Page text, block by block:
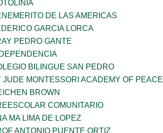
DE LAS AMERICAS
GARCIA LORCA
PEDRO GANTE
BILINGUE SAN PEDRO
JUDE MONTESSORI ACADEMY OF PEACE
BROWN
COMUNITARIO
MA LIMA DE LOPEZ
ANTONIO PUENTE ORTIZ